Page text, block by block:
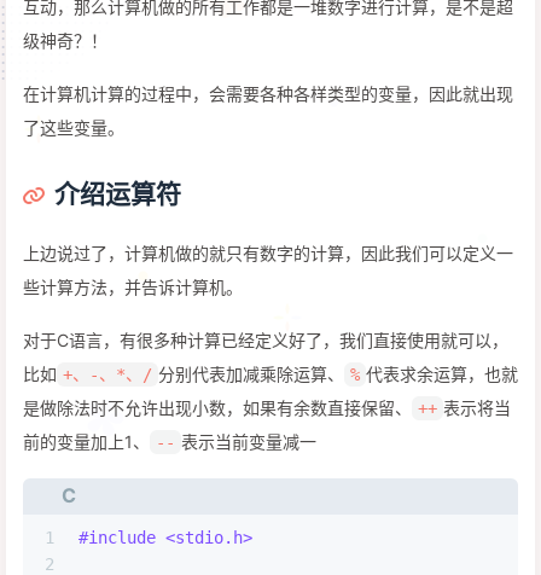
互动，那么计算机做的所有工作都是一堆数字进行计算，是不是超
级神奇？！
在计算机计算的过程中，会需要各种各样类型的变量，因此就出现
了这些变量。
介绍运算符
上边说过了，计算机做的就只有数字的计算，因此我们可以定义一
些计算方法，并告诉计算机。
对于C语言，有很多种计算已经定义好了，我们直接使用就可以，
比如 +、-、*、/ 分别代表加减乘除运算、 % 代表求余运算，也就
是做除法时不允许出现小数，如果有余数直接保留、
++ 表示将当
前的变量加上1、
-- 表示当前变量减一
C
1
2
#include <stdio.h>